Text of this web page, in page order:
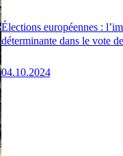
Élections européennes :
déterminante dans le vote
04.10.2024